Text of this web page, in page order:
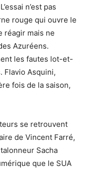
n’est pas
rouge qui ouvre le
réagir mais ne
Azuréens.
les fautes lot-et-
Flavio Asquini,
fois de la saison,
se retrouvent
de Vincent Farré,
Sacha
que le SUA